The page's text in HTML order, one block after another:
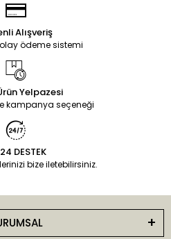
Alışveriş
ödeme sistemi
Yelpazesi
kampanya seçeneği
DESTEK
bize iletebilirsiniz.